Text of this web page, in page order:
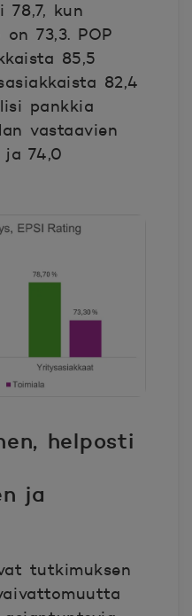
78,7, kun
73,3. POP
85,5
82,4
pankkia
vastaavien
ja 74,0
helposti
ja
tutkimuksen